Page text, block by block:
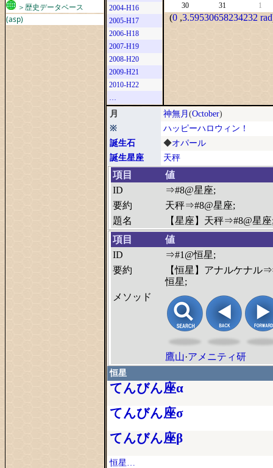
＞歴史データベース
(asp)
2004-H16
2005-H17
2006-H18
2007-H19
2008-H20
2009-H21
2010-H22
…
30
31 1
(0 ,3.59530658234232 rad
月 神無月 (October)
※
ハッピーハロウィン！
誕生石
◆オパール
誕生星座
天秤
項目
値
ID
⇒#8@星座;
要約
天秤⇒#8@星座;
題名
【星座】天秤⇒#8@星
項目
値
ID
⇒#1@恒星;
要約
【恒星】アナルケナル
恒星;
メソッド
鷹山·アメニティ研
恒星
てんびん座α
てんびん座σ
てんびん座β
恒星…